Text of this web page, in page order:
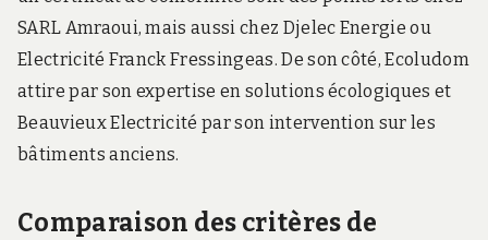
SARL Amraoui, mais aussi chez Djelec Energie ou
Electricité Franck Fressingeas. De son côté, Ecoludom
attire par son expertise en solutions écologiques et
Beauvieux Electricité par son intervention sur les
bâtiments anciens.
Comparaison des critères de